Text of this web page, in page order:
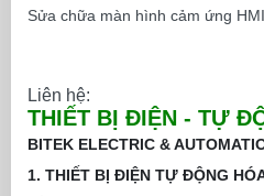
Sửa chữa màn hình cảm ứng
Liên hệ:
THIẾT BỊ ĐIỆN - TỰ
BITEK ELECTRIC &
1. THIẾT BỊ ĐIỆN TỰ ĐỘNG